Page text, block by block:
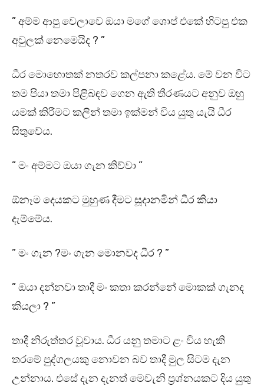
” අම්ම ආපු වෙලාවෙ ඔයා මගේ ශොප් එකේ හිටපු එක
අවුලක් නෙමෙයිද ? ”
ධීර මොහොතක් නතරව කල්පනා කළේය. මේ වන විට
තම පියා තමා පිළිබඳව ගෙන ඇති තීරණයට අනුව ඔහු
යමක් කිරීමට කලින් තමා ඉක්මන් විය යුතු යැයි ධීර
සිතුවේය.
” මං අම්මට ඔයා ගැන කිව්වා ”
ඕනෑම දෙයකට මුහුණ දීමට සූදානමින් ධීර කියා
දැම්මේය.
” මං ගැන ?මං ගැන මොනවද ධීර ? ”
” ඔයා දන්නවා තාදී මං කතා කරන්නේ මොකක් ගැනද
කියලා ? ”
තාදී නිරුත්තර වූවාය. ධීර යනු තමාට ළං විය හැකි
තරමේ පුද්ගලයකු නොවන බව තාදී මුල සිටම දැන
උන්නාය. එසේ දැන දැනත් මෙවැනි ප්‍රශ්නයකට දිය යුතු